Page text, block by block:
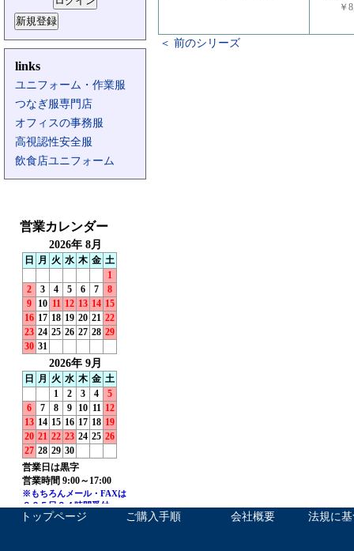
links
ユニフォーム・作業服
つなぎ服専門店
オフィスの事務服
高視認性安全服
飲食店ユニフォーム
￥
＜ 前のシリーズ
トップページ ご購入手順 会社概要 法規に